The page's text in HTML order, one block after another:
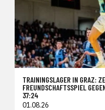
TRAININGSLAGER IN GRAZ:
FREUNDSCHAFTSSPIEL
37:24
01.08.26